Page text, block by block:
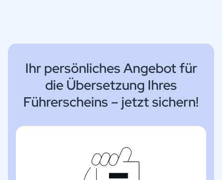
Ihr persönliches Angebot für
die Übersetzung Ihres
Führerscheins – jetzt sichern!